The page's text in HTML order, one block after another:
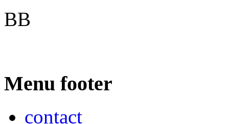
BB
Menu footer
contact